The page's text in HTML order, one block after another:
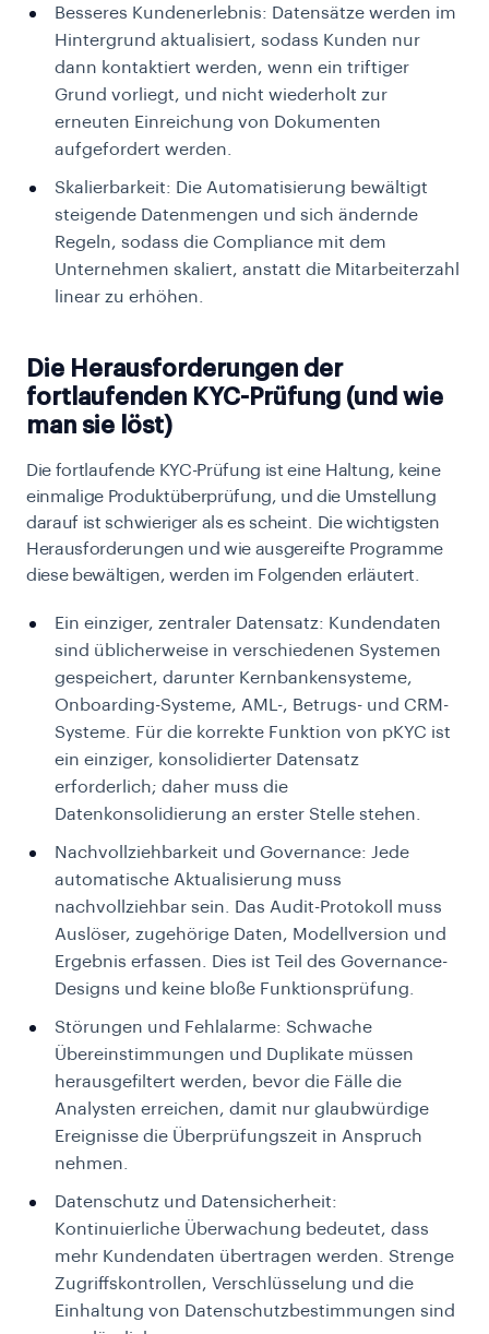
Besseres Kundenerlebnis: Datensätze werden im
Hintergrund aktualisiert, sodass Kunden nur
dann kontaktiert werden, wenn ein triftiger
Grund vorliegt, und nicht wiederholt zur
erneuten Einreichung von Dokumenten
aufgefordert werden.
Skalierbarkeit: Die Automatisierung bewältigt
steigende Datenmengen und sich ändernde
Regeln, sodass die Compliance mit dem
Unternehmen skaliert, anstatt die Mitarbeiterzahl
linear zu erhöhen.
Die Herausforderungen der
fortlaufenden KYC-Prüfung (und wie
man sie löst)
Die fortlaufende KYC-Prüfung ist eine Haltung, keine
einmalige Produktüberprüfung, und die Umstellung
darauf ist schwieriger als es scheint. Die wichtigsten
Herausforderungen und wie ausgereifte Programme
diese bewältigen, werden im Folgenden erläutert.
Ein einziger, zentraler Datensatz: Kundendaten
sind üblicherweise in verschiedenen Systemen
gespeichert, darunter Kernbankensysteme,
Onboarding-Systeme, AML-, Betrugs- und CRM-
Systeme. Für die korrekte Funktion von pKYC ist
ein einziger, konsolidierter Datensatz
erforderlich; daher muss die
Datenkonsolidierung an erster Stelle stehen.
Nachvollziehbarkeit und Governance: Jede
automatische Aktualisierung muss
nachvollziehbar sein. Das Audit-Protokoll muss
Auslöser, zugehörige Daten, Modellversion und
Ergebnis erfassen. Dies ist Teil des Governance-
Designs und keine bloße Funktionsprüfung.
Störungen und Fehlalarme: Schwache
Übereinstimmungen und Duplikate müssen
herausgefiltert werden, bevor die Fälle die
Analysten erreichen, damit nur glaubwürdige
Ereignisse die Überprüfungszeit in Anspruch
nehmen.
Datenschutz und Datensicherheit:
Kontinuierliche Überwachung bedeutet, dass
mehr Kundendaten übertragen werden. Strenge
Zugriffskontrollen, Verschlüsselung und die
Einhaltung von Datenschutzbestimmungen sind